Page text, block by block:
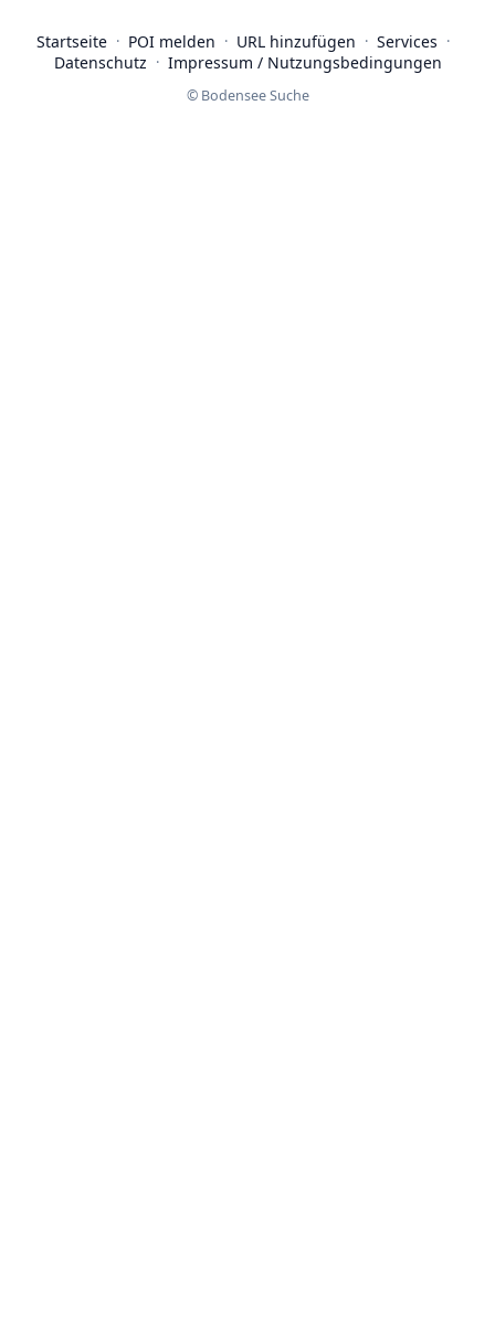
Startseite · POI melden · URL hinzufügen · Services ·
Datenschutz · Impressum / Nutzungsbedingungen
© Bodensee Suche